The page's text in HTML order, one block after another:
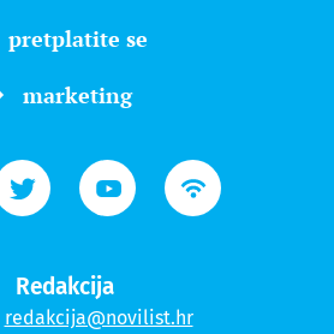
pretplatite se
marketing
Redakcija
redakcija@novilist.hr